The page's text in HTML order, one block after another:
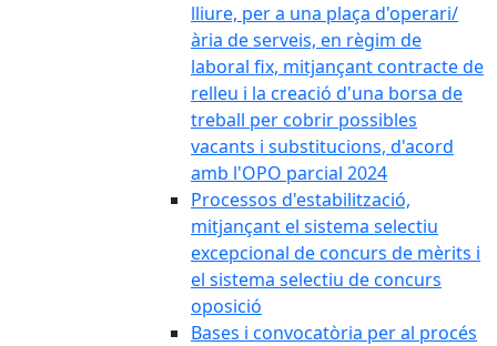
lliure, per a una plaça d'operari/
ària de serveis, en règim de
laboral fix, mitjançant contracte de
relleu i la creació d'una borsa de
treball per cobrir possibles
vacants i substitucions, d'acord
amb l'OPO parcial 2024
Processos d'estabilització,
mitjançant el sistema selectiu
excepcional de concurs de mèrits i
el sistema selectiu de concurs
oposició
Bases i convocatòria per al procés